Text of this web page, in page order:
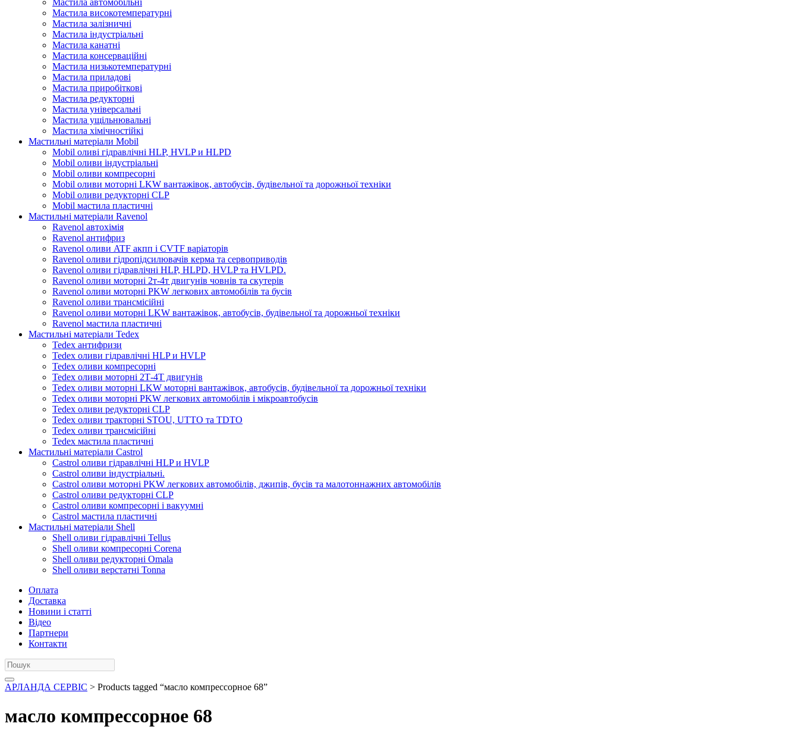
Мастила автомобільні
Мастила високотемпературні
Мастила залізничні
Мастила індустріальні
Мастила канатні
Мастила консерваційні
Мастила низькотемпературні
Мастила приладові
Мастила приробіткові
Мастила редукторні
Мастила універсальні
Мастила ущільнювальні
Мастила хімічностійкі
Мастильні матеріали Mobil
Mobil оливі гідравлічні HLP, HVLP и HLPD
Mobil оливи індустріальні
Mobil оливи компресорні
Mobil оливи моторні LKW вантажівок, автобусів, будівельної та дорожньої техніки
Mobil оливи редукторні CLP
Mobil мастила пластичні
Мастильні матеріали Ravenol
Ravenol автохімія
Ravenol антифриз
Ravenol оливи ATF акпп і CVTF варіаторів
Ravenol оливи гідропідсилювачів керма та сервоприводів
Ravenol оливи гідравлічні HLP, HLPD, HVLP та HVLPD.
Ravenol оливи моторні 2т-4т двигунів човнів та скутерів
Ravenol оливи моторні PKW легкових автомобілів та бусів
Ravenol оливи трансмісійні
Ravenol оливи моторні LKW вантажівок, автобусів, будівельної та дорожньої техніки
Ravenol мастила пластичні
Мастильні матеріали Tedex
Tedex антифризи
Tedex оливи гідравлічні HLP и HVLP
Tedex оливи компресорні
Tedex оливи моторні 2Т-4Т двигунів
Tedex оливи моторні LKW моторні вантажівок, автобусів, будівельної та дорожньої техніки
Tedex оливи моторні PKW легкових автомобілів і мікроавтобусів
Tedex оливи редукторні CLP
Tedex оливи тракторні STOU, UTTO та TDTO
Tedex оливи трансмісійні
Tedex мастила пластичні
Мастильні матеріали Castrol
Castrol оливи гідравлічні HLP и HVLP
Castrol оливи індустріальні.
Castrol оливи моторні PKW легкових автомобілів, джипів, бусів та малотоннажних автомобілів
Castrol оливи редукторні CLP
Castrol оливи компресорні і вакуумні
Castrol мастила пластичні
Мастильні матеріали Shell
Shell оливи гідравлічні Tellus
Shell оливи компресорні Corena
Shell оливи редукторні Omala
Shell оливи верстатні Tonna
Оплата
Доставка
Новини і статті
Відео
Партнери
Контакти
АРЛАНДА СЕРВІС > Products tagged “масло компрессорное 68”
масло компрессорное 68